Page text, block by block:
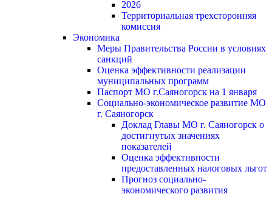
2026
Территориальная трехсторонняя
комиссия
Экономика
Меры Правительства России в условиях
санкций
Оценка эффективности реализации
муниципальных программ
Паспорт МО г.Саяногорск на 1 января
Социально-экономическое развитие МО
г. Саяногорск
Доклад Главы МО г. Саяногорск о
достигнутых значениях
показателей
Оценка эффективности
предоставленных налоговых льгот
Прогноз социально-
экономического развития